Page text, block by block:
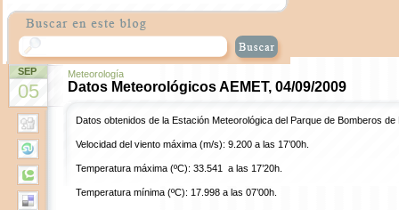
SEP
05
Meteorología
Datos Meteorológicos AEMET, 04/09/2009
Datos obtenidos de la Estación Meteorológica del Parque de Bomberos de
Velocidad del viento máxima (m/s): 9.200 a las 17’00h.
Temperatura máxima (ºC): 33.541 a las 17’20h.
Temperatura mínima (ºC): 17.998 a las 07’00h.